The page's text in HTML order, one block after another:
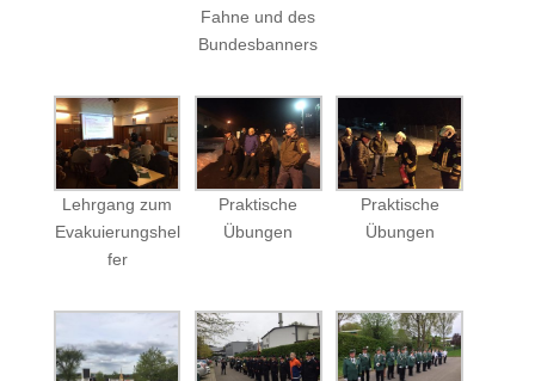
Fahne und des
Bundesbanners
Lehrgang zum
Evakuierungshel
fer
Praktische
Übungen
Praktische
Übungen